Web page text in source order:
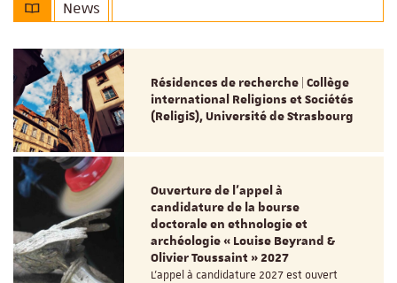
News
Résidences de recherche | Collège
international Religions et Sociétés
(ReligiS), Université de Strasbourg
Ouverture de l'appel à
candidature de la bourse
doctorale en ethnologie et
archéologie « Louise Beyrand &
Olivier Toussaint » 2027
L’appel à candidature 2027 est ouvert